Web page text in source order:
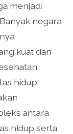
menjadi
negara
kuat dan
hidup
antara
hidup serta